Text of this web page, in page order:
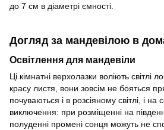
до 7 см в діаметрі ємності.
Догляд за мандевілою в
Освітлення для мандевіли
Ці кімнатні верхолазки воліють світлі
красу листя, вони зовсім не бояться
почуваються і в розсіяному світлі, і на
виключення: при розміщенні на
полуденні промені сонця можуть не